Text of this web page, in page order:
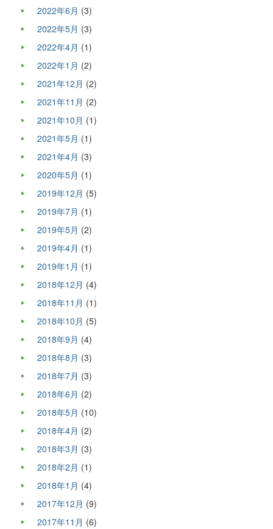
2022年6月 (3)
2022年5月 (3)
2022年4月 (1)
2022年1月 (2)
2021年12月 (2)
2021年11月 (2)
2021年10月 (1)
2021年5月 (1)
2021年4月 (3)
2020年5月 (1)
2019年12月 (5)
2019年7月 (1)
2019年5月 (2)
2019年4月 (1)
2019年1月 (1)
2018年12月 (4)
2018年11月 (1)
2018年10月 (5)
2018年9月 (4)
2018年8月 (3)
2018年7月 (3)
2018年6月 (2)
2018年5月 (10)
2018年4月 (2)
2018年3月 (3)
2018年2月 (1)
2018年1月 (4)
2017年12月 (9)
2017年11月 (6)